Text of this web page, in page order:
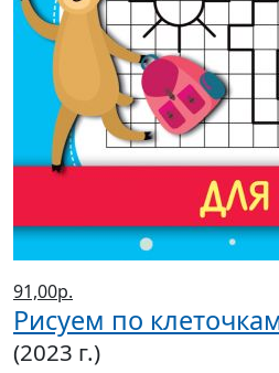
91,00р.
Рисуем по
(2023 г.)